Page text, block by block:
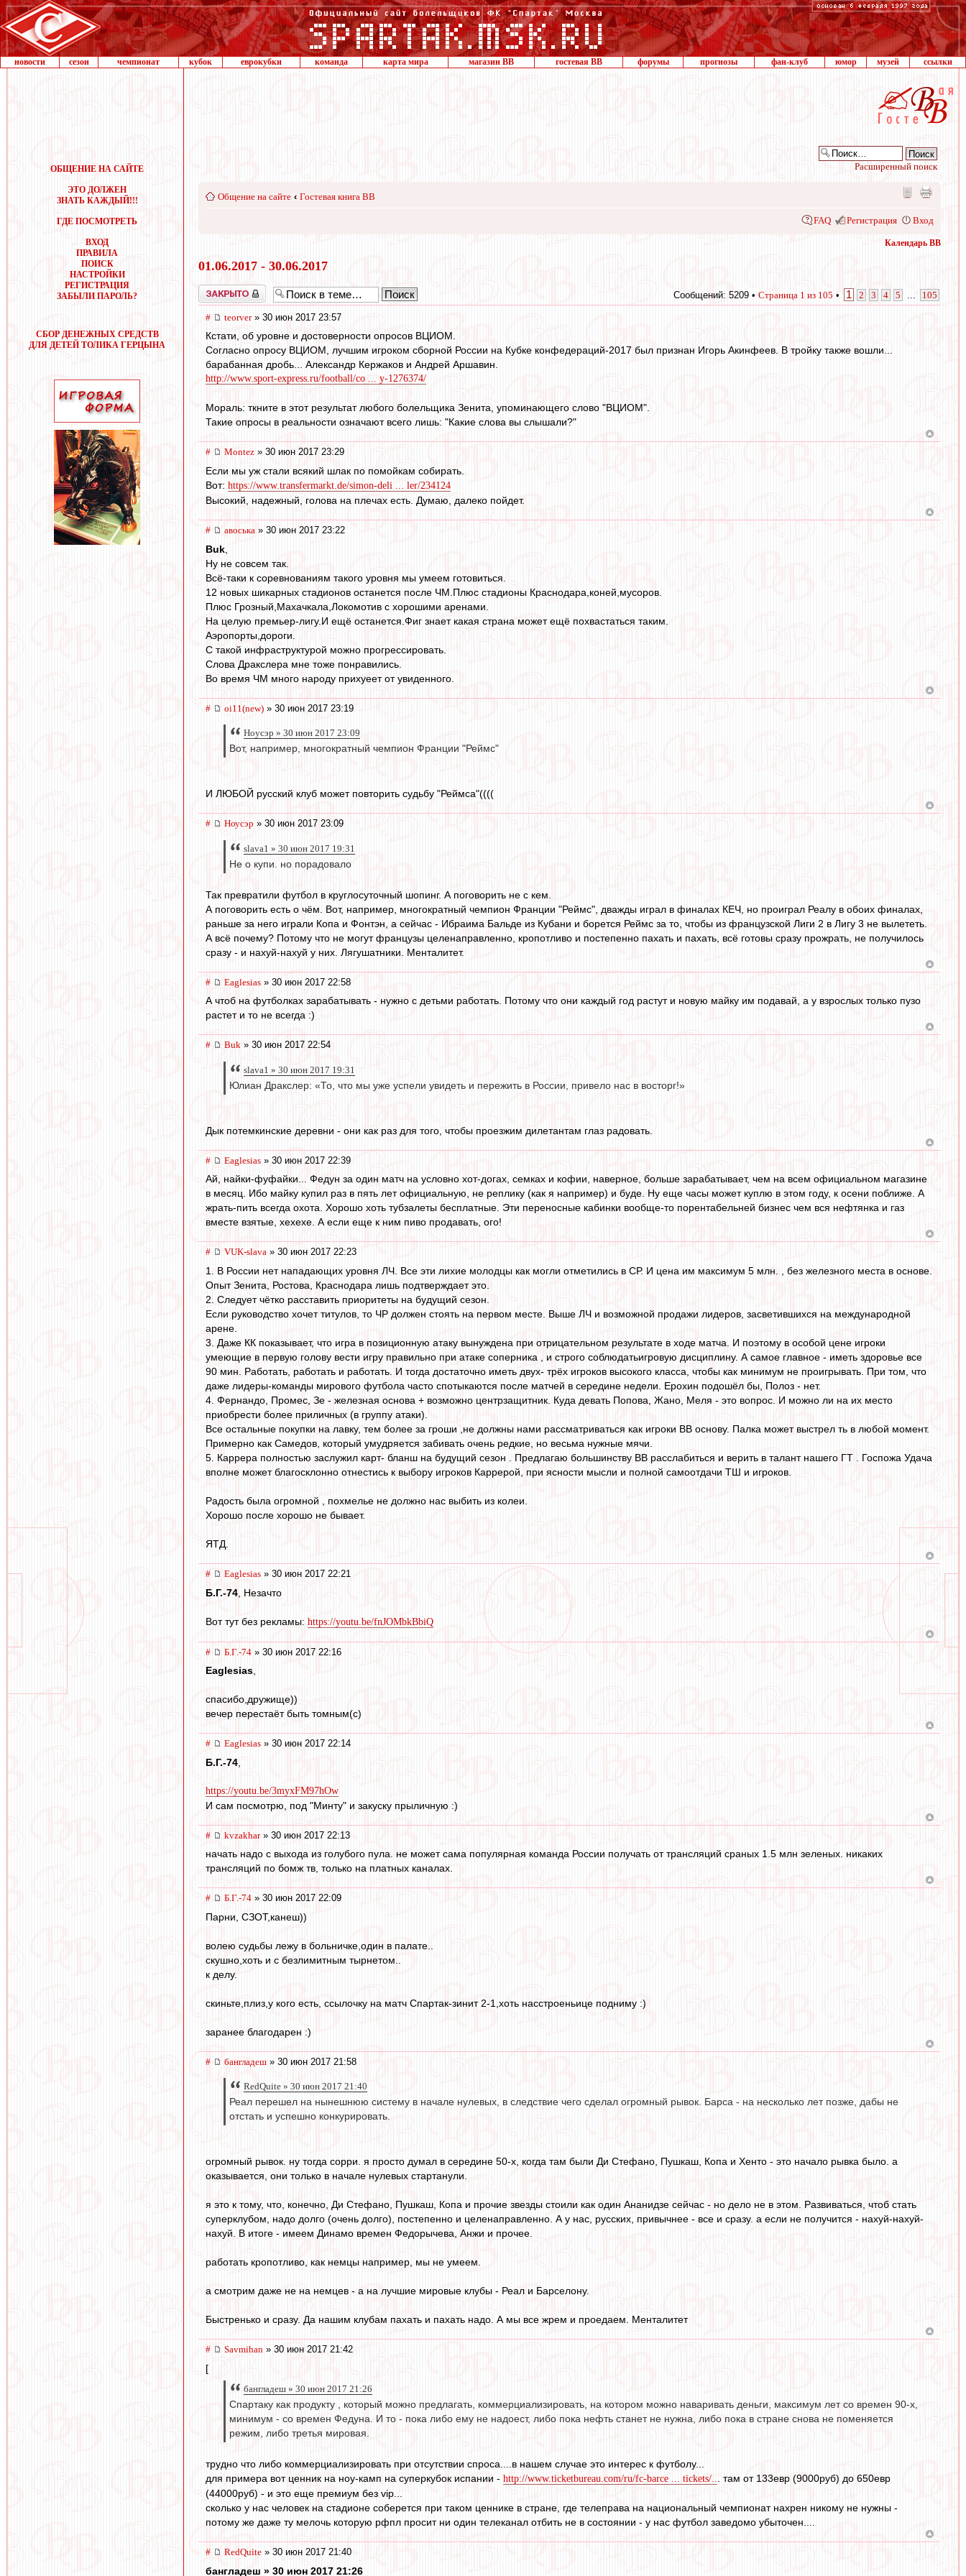
новости сезон чемпионат кубок еврокубки команда карта мира магазин ВВ гостевая ВВ форумы прогнозы фан-клуб юмор музей ссылки
ОБЩЕНИЕ НА САЙТЕ
ЭТО ДОЛЖЕН
ЗНАТЬ КАЖДЫЙ!!!
ГДЕ ПОСМОТРЕТЬ
ВХОД
ПРАВИЛА
ПОИСК
НАСТРОЙКИ
РЕГИСТРАЦИЯ
ЗАБЫЛИ ПАРОЛЬ?
СБОР ДЕНЕЖНЫХ СРЕДСТВ
ДЛЯ ДЕТЕЙ ТОЛИКА ГЕРЦЫНА
Расширенный поиск
Общение на сайте ‹ Гостевая книга ВВ
FAQ Регистрация Вход
Календарь ВВ
01.06.2017 - 30.06.2017
Закрыто Сообщений: 5209 • Страница 1 из 105 • 1 2 3 4 5 105
# teorver» 30 июн 2017 23:57
Кстати, об уровне и достоверности опросов ВЦИОМ.
Согласно опросу ВЦИОМ, лучшим игроком сборной России на Кубке конфедераций-2017 был признан Игорь Акинфеев. В тройку также вошли...
барабанная дробь... Александр Кержаков и Андрей Аршавин.
http://www.sport-express.ru/football/co ... y-1276374/
Мораль: ткните в этот результат любого болельщика Зенита, упоминающего слово "ВЦИОМ".
Такие опросы в реальности означают всего лишь: "Какие слова вы слышали?"
# Montez » 30 июн 2017 23:29
Если мы уж стали всякий шлак по помойкам собирать.
Вот: https://www.transfermarkt.de/simon-deli ... ler/234124
Высокий, надежный, голова на плечах есть. Думаю, далеко пойдет.
# авоська » 30 июн 2017 23:22
Buk
Ну не совсем так.
Всё-таки к соревнованиям такого уровня мы умеем готовиться.
12 новых шикарных стадионов останется после ЧМ.Плюс стадионы Краснодара,коней,мусоров.
Плюс Грозный,Махачкала,Локомотив с хорошими аренами.
На целую премьер-лигу.И ещё останется.Фиг знает какая страна может ещё похвастаться таким.
Аэропорты,дороги.
С такой инфраструктурой можно прогрессировать.
Слова Дракслера мне тоже понравились.
Во время ЧМ много народу прихуеет от увиденного.
# oi11(new) » 30 июн 2017 23:19
Ноусэр » 30 июн 2017 23:09
Вот, например, многократный чемпион Франции "Реймс"
И ЛЮБОЙ русский клуб может повторить судьбу "Реймса"((((
# Ноусэр » 30 июн 2017 23:09
slava1 » 30 июн 2017 19:31
Не о купи. но порадовало
Так превратили футбол в круглосуточный шопинг. А поговорить не с кем.
А поговорить есть о чём. Вот, например, многократный чемпион Франции "Реймс", дважды играл в финалах КЕЧ, но проиграл Реалу в обоих финалах,
раньше за него играли Копа и Фонтэн, а сейчас - Ибраима Бальде из Кубани и борется Реймс за то, чтобы из французской Лиги 2 в Лигу 3 не вылететь.
А всё почему? Потому что не могут французы целенаправленно, кропотливо и постепенно пахать и пахать, всё готовы сразу прожрать, не получилось
сразу - и нахуй-нахуй у них. Лягушатники. Менталитет.
# Eaglesias » 30 июн 2017 22:58
А чтоб на футболках зарабатывать - нужно с детьми работать. Потому что они каждый год растут и новую майку им подавай, а у взрослых только пузо
растет и то не всегда :)
# Buk » 30 июн 2017 22:54
slava1 » 30 июн 2017 19:31
Юлиан Дракслер: «То, что мы уже успели увидеть и пережить в России, привело нас в восторг!»
Дык потемкинские деревни - они как раз для того, чтобы проезжим дилетантам глаз радовать.
# Eaglesias » 30 июн 2017 22:39
Ай, найки-фуфайки... Федун за один матч на условно хот-догах, семках и кофии, наверное, больше зарабатывает, чем на всем официальном магазине
в месяц. Ибо майку купил раз в пять лет официальную, не реплику (как я например) и буде. Ну еще часы может куплю в этом году, к осени поближе. А
жрать-пить всегда охота. Хорошо хоть тубзалеты бесплатные. Эти переносные кабинки вообще-то порентабельней бизнес чем вся нефтянка и газ
вместе взятые, хехехе. А если еще к ним пиво продавать, ого!
# VUK-slava » 30 июн 2017 22:23
1. В России нет нападающих уровня ЛЧ. Все эти лихие молодцы как могли отметились в СР. И цена им максимум 5 млн. , без железного места в основе.
Опыт Зенита, Ростова, Краснодара лишь подтверждает это.
2. Следует чётко расставить приоритеты на будущий сезон.
Если руководство хочет титулов, то ЧР должен стоять на первом месте. Выше ЛЧ и возможной продажи лидеров, засветившихся на международной
арене.
3. Даже КК показывает, что игра в позиционную атаку вынуждена при отрицательном результате в ходе матча. И поэтому в особой цене игроки
умеющие в первую голову вести игру правильно при атаке соперника , и строго соблюдатьигровую дисциплину. А самое главное - иметь здоровье все
90 мин. Работать, работать и работать. И тогда достаточно иметь двух- трёх игроков высокого класса, чтобы как минимум не проигрывать. При том, что
даже лидеры-команды мирового футбола часто спотыкаются после матчей в середине недели. Ерохин подошёл бы, Полоз - нет.
4. Фернандо, Промес, Зе - железная основа + возможно центрзащитник. Куда девать Попова, Жано, Меля - это вопрос. И можно ли на их место
приобрести более приличных (в группу атаки).
Все остальные покупки на лавку, тем более за гроши ,не должны нами рассматриваться как игроки ВВ основу. Палка может выстрел ть в любой момент.
Примерно как Самедов, который умудряется забивать очень редкие, но весьма нужные мячи.
5. Каррера полностью заслужил карт- бланш на будущий сезон . Предлагаю большинству ВВ расслабиться и верить в талант нашего ГТ . Госпожа Удача
вполне может благосклонно отнестись к выбору игроков Каррерой, при ясности мысли и полной самоотдачи ТШ и игроков.
Радость была огромной , похмелье не должно нас выбить из колеи.
Хорошо после хорошо не бывает.
ЯТД.
# Eaglesias » 30 июн 2017 22:21
Б.Г.-74 , Незачто
Вот тут без рекламы: https://youtu.be/fnJOMbkBbiQ
# Б.Г.-74 » 30 июн 2017 22:16
Eaglesias
спасибо,дружище))
вечер перестаёт быть томным(с)
# Eaglesias » 30 июн 2017 22:14
Б.Г.-74
https://youtu.be/3myxFM97hOw
И сам посмотрю, под "Минту" и закуску прыличную :)
# kvzakhar» 30 июн 2017 22:13
начать надо с выхода из голубого пула. не может сама популярная команда России получать от трансляций сраных 1.5 млн зеленых. никаких
трансляций по бомж тв, только на платных каналах.
# Б.Г.-74 » 30 июн 2017 22:09
Парни, СЗОТ,канеш))
волею судьбы лежу в больничке,один в палате..
скушно,хоть и с безлимитным тырнетом..
к делу.
скиньте,плиз,у кого есть, ссылочку на матч Спартак-зинит 2-1,хоть насстроеньице подниму :)
заранее благодарен :)
# бангладеш » 30 июн 2017 21:58
RedQuite » 30 июн 2017 21:40
Реал перешел на нынешнюю систему в начале нулевых, в следствие чего сделал огромный рывок. Барса - на несколько лет позже, дабы не
отстать и успешно конкурировать.
огромный рывок. ну тогда сорри. я просто думал в середине 50-х, когда там были Ди Стефано, Пушкаш, Копа и Хенто - это начало рывка было. а
оказывается, они только в начале нулевых стартанули.
я это к тому, что, конечно, Ди Стефано, Пушкаш, Копа и прочие звезды стоили как один Ананидзе сейчас - но дело не в этом. Развиваться, чтоб стать
суперклубом, надо долго (очень долго), постепенно и целенаправленно. А у нас, русских, привычнее - все и сразу. а если не получится - нахуй-нахуй-
нахуй. В итоге - имеем Динамо времен Федорычева, Анжи и прочее.
работать кропотливо, как немцы например, мы не умеем.
а смотрим даже не на немцев - а на лучшие мировые клубы - Реал и Барселону.
Быстренько и сразу. Да нашим клубам пахать и пахать надо. А мы все жрем и проедаем. Менталитет
# Savmihan » 30 июн 2017 21:42
[
бангладеш » 30 июн 2017 21:26
Спартаку как продукту , который можно предлагать, коммерциализировать, на котором можно наваривать деньги, максимум лет со времен 90-х,
минимум - со времен Федуна. И то - пока либо ему не надоест, либо пока нефть станет не нужна, либо пока в стране снова не поменяется
режим, либо третья мировая.
трудно что либо коммерциализировать при отсутствии спроса....в нашем случае это интерес к футболу...
для примера вот ценник на ноу-камп на суперкубок испании - http://www.ticketbureau.com/ru/fc-barce ... tickets/..
. там от 133евр (9000руб) до 650евр
(44000руб) - и это еще премиум без vip...
сколько у нас человек на стадионе соберется при таком ценнике в стране, где телеправа на национальный чемпионат нахрен никому не нужны -
потому же даже ту мелочь которую рфпл просит ни один телеканал отбить не в состоянии - у нас футбол заведомо убыточен....
# RedQuite » 30 июн 2017 21:40
бангладеш » 30 июн 2017 21:26